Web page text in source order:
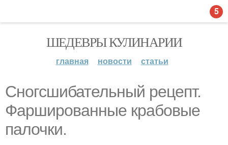
ШЕДЕВРЫ КУЛИНАРИИ
главная новости статьи
Сногсшибательный рецепт.
Фаршированные крабовые
палочки.
5